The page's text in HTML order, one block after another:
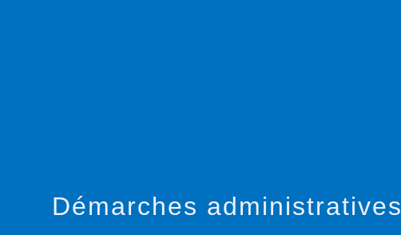
Démarches administratives